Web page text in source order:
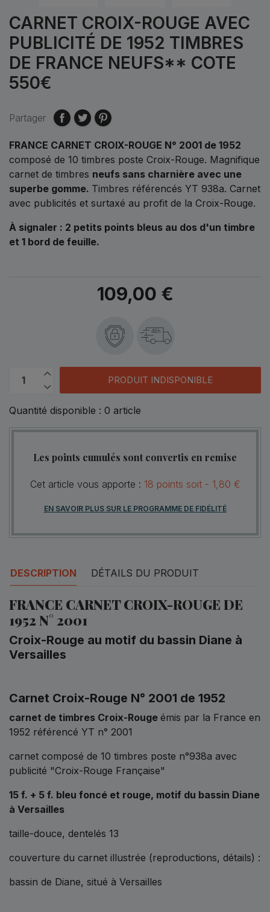
CARNET CROIX-ROUGE AVEC
PUBLICITÉ DE 1952 TIMBRES
DE FRANCE NEUFS** COTE
550€
Partager
FRANCE CARNET CROIX-ROUGE N° 2001 de 1952
composé de 10 timbres poste Croix-Rouge. Magnifique
carnet de timbres neufs sans charnière avec une
superbe gomme. Timbres référencés YT 938a. Carnet
avec publicités et surtaxé au profit de la Croix-Rouge.
À signaler : 2 petits points bleus au dos d'un timbre
et 1 bord de feuille.
109,00 €
48h
PRODUIT INDISPONIBLE
Quantité disponible : 0 article
Les points cumulés sont convertis en remise
Cet article vous apporte : 18 points soit - 1,80 €
EN SAVOIR PLUS SUR LE PROGRAMME DE FIDÉLITÉ
DESCRIPTION DÉTAILS DU PRODUIT
FRANCE CARNET CROIX-ROUGE DE
1952 N° 2001
Croix-Rouge au motif du bassin Diane à
Versailles
Carnet Croix-Rouge N° 2001 de 1952
carnet de timbres Croix-Rouge émis par la France en
1952 référencé YT n° 2001
carnet composé de 10 timbres poste n°938a avec
publicité "Croix-Rouge Française"
15 f. + 5 f. bleu foncé et rouge, motif du bassin Diane
à Versailles
taille-douce, dentelés 13
couverture du carnet illustrée (reproductions, détails) :
bassin de Diane, situé à Versailles